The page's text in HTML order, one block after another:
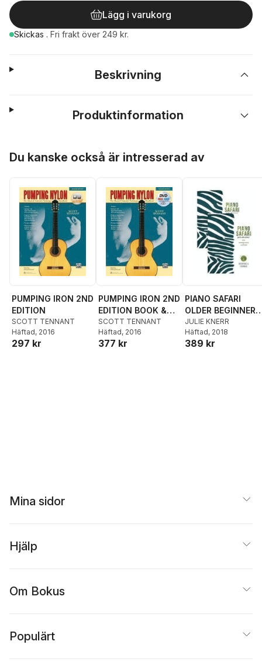
Lägg i varukorg
Skickas . Fri frakt över 249 kr.
Beskrivning
Produktinformation
Du kanske också är intresserad av
PUMPING IRON 2ND
EDITION
SCOTT TENNANT
Häftad, 2016
297 kr
PUMPING IRON 2ND
EDITION BOOK &
DVD
SCOTT TENNANT
Häftad, 2016
377 kr
PIANO SAFARI
OLDER BEGINNER
PACK 2
JULIE KNERR
Häftad, 2018
389 kr
Mina sidor
Hjälp
Om Bokus
Populärt